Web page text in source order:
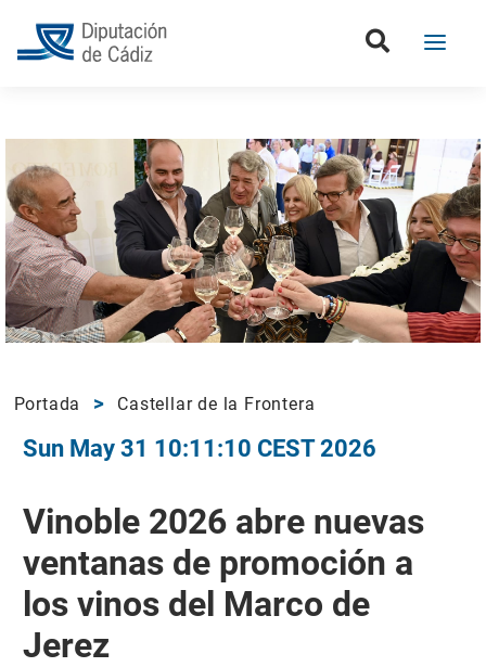
Portada Castellar de la Frontera
Sun May 31 10:11:10 CEST 2026
Vinoble 2026 abre nuevas
ventanas de promoción a
los vinos del Marco de
Jerez